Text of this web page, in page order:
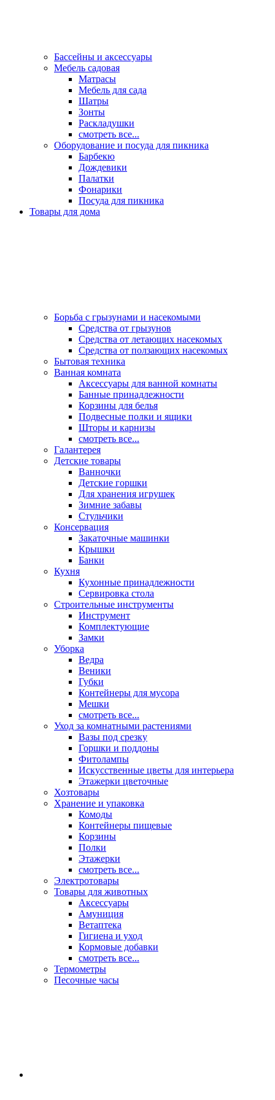
Бассейны и аксессуары
Мебель садовая
Матрасы
Мебель для сада
Шатры
Зонты
Раскладушки
смотреть все...
Оборудование и посуда для пикника
Барбекю
Дождевики
Палатки
Фонарики
Посуда для пикника
Товары для дома
Борьба с грызунами и насекомыми
Средства от грызунов
Средства от летающих насекомых
Средства от ползающих насекомых
Бытовая техника
Ванная комната
Аксессуары для ванной комнаты
Банные принадлежности
Корзины для белья
Подвесные полки и ящики
Шторы и карнизы
смотреть все...
Галантерея
Детские товары
Ванночки
Детские горшки
Для хранения игрушек
Зимние забавы
Стульчики
Консервация
Закаточные машинки
Крышки
Банки
Кухня
Кухонные принадлежности
Сервировка стола
Строительные инструменты
Инструмент
Комплектующие
Замки
Уборка
Ведра
Веники
Губки
Контейнеры для мусора
Мешки
смотреть все...
Уход за комнатными растениями
Вазы под срезку
Горшки и поддоны
Фитолампы
Искусственные цветы для интерьера
Этажерки цветочные
Хозтовары
Хранение и упаковка
Комоды
Контейнеры пищевые
Корзины
Полки
Этажерки
смотреть все...
Электротовары
Товары для животных
Аксессуары
Амуниция
Ветаптека
Гигиена и уход
Кормовые добавки
смотреть все...
Термометры
Песочные часы